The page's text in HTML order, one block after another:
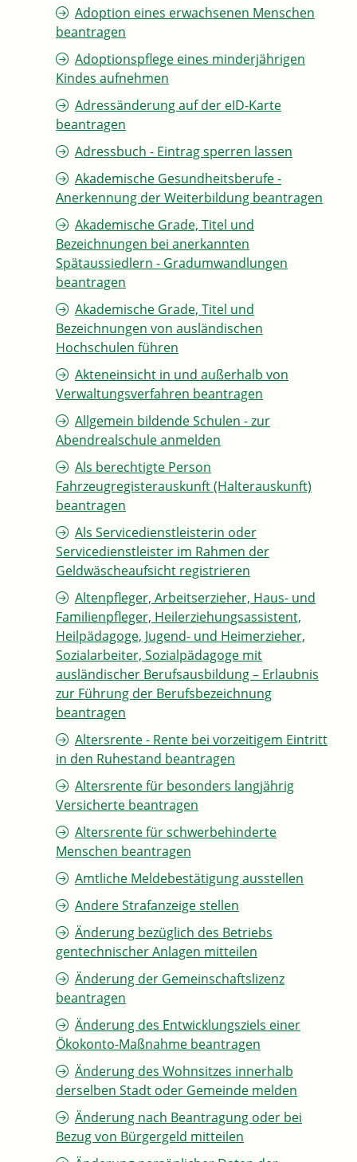
Adoption eines erwachsenen Menschen
beantragen
Adoptionspflege eines minderjährigen
Kindes aufnehmen
Adressänderung auf der eID-Karte
beantragen
Adressbuch - Eintrag sperren lassen
Akademische Gesundheitsberufe -
Anerkennung der Weiterbildung beantragen
Akademische Grade, Titel und
Bezeichnungen bei anerkannten
Spätaussiedlern - Gradumwandlungen
beantragen
Akademische Grade, Titel und
Bezeichnungen von ausländischen
Hochschulen führen
Akteneinsicht in und außerhalb von
Verwaltungsverfahren beantragen
Allgemein bildende Schulen - zur
Abendrealschule anmelden
Als berechtigte Person
Fahrzeugregisterauskunft (Halterauskunft)
beantragen
Als Servicedienstleisterin oder
Servicedienstleister im Rahmen der
Geldwäscheaufsicht registrieren
Altenpfleger, Arbeitserzieher, Haus- und
Familienpfleger, Heilerziehungsassistent,
Heilpädagoge, Jugend- und Heimerzieher,
Sozialarbeiter, Sozialpädagoge mit
ausländischer Berufsausbildung – Erlaubnis
zur Führung der Berufsbezeichnung
beantragen
Altersrente - Rente bei vorzeitigem Eintritt
in den Ruhestand beantragen
Altersrente für besonders langjährig
Versicherte beantragen
Altersrente für schwerbehinderte
Menschen beantragen
Amtliche Meldebestätigung ausstellen
Andere Strafanzeige stellen
Änderung bezüglich des Betriebs
gentechnischer Anlagen mitteilen
Änderung der Gemeinschaftslizenz
beantragen
Änderung des Entwicklungsziels einer
Ökokonto-Maßnahme beantragen
Änderung des Wohnsitzes innerhalb
derselben Stadt oder Gemeinde melden
Änderung nach Beantragung oder bei
Bezug von Bürgergeld mitteilen